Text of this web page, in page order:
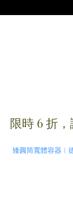
限時 6 折